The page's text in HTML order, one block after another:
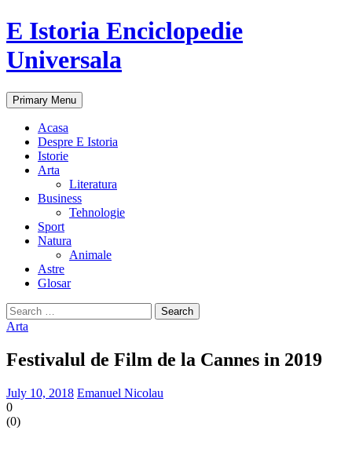
E Istoria Enciclopedie
Universala
Search
Primary Menu Skip
to
Acasa
Despre E Istoria
Istorie
Arta
Literatura
Business
Tehnologie
Sport
Natura
Animale
Astre
Glosar
Search
for:
Arta
Festivalul de Film de la Cannes in 2019
July 10, 2018 Emanuel Nicolau
0
(0)